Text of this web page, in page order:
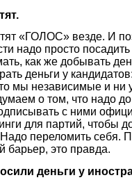
«ГОЛОС» везде. И
надо просто
как же добывать
деньги у
мы независимые и ни у
о том, что надо
с ними
для партий, чтобы
переломить себя.
барьер, это правда.
деньги у